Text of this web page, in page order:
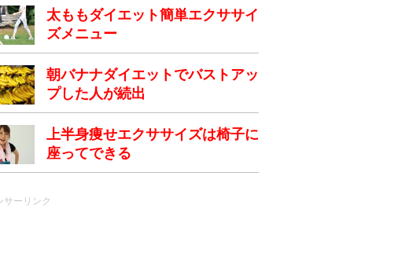
太ももダイエット簡単エクササイ
ズメニュー
朝バナナダイエットでバストアッ
プした人が続出
上半身痩せエクササイズは椅子に
座ってできる
サーリンク